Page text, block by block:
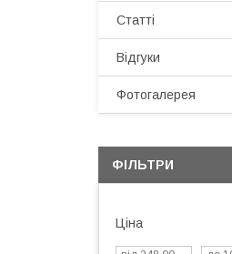
Статті
Відгуки
Фотогалерея
ФІЛЬТРИ
Ціна